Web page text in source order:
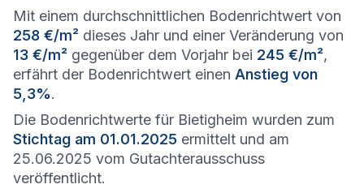
Mit einem durchschnittlichen Bodenrichtwert von
258 €/m² dieses Jahr und einer Veränderung von
13 €/m² gegenüber dem Vorjahr bei 245 €/m²,
erfährt der Bodenrichtwert einen Anstieg von
5,3%.
Die Bodenrichtwerte für Bietigheim wurden zum
Stichtag am 01.01.2025 ermittelt und am
25.06.2025 vom Gutachterausschuss
veröffentlicht.